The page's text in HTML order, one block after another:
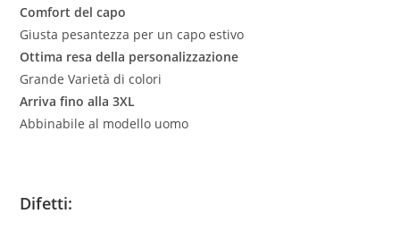
Comfort del capo
Giusta pesantezza per un capo estivo
Ottima resa della personalizzazione
Grande Varietà di colori
Arriva fino alla 3XL
Abbinabile al modello uomo
Difetti: